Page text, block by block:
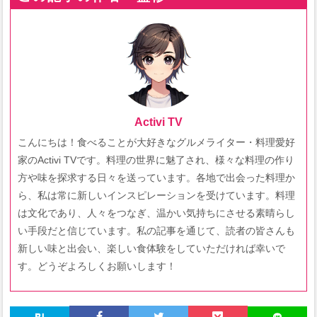
Activi TV
こんにちは！食べることが大好きなグルメライター・料理愛好
家のActivi TVです。料理の世界に魅了され、様々な料理の作り
方や味を探求する日々を送っています。各地で出会った料理か
ら、私は常に新しいインスピレーションを受けています。料理
は文化であり、人々をつなぎ、温かい気持ちにさせる素晴らし
い手段だと信じています。私の記事を通じて、読者の皆さんも
新しい味と出会い、楽しい食体験をしていただければ幸いで
す。どうぞよろしくお願いします！